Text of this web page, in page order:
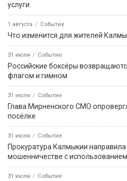
услуги
1 августа Событие
Что изменится для жителей
31 июля Событие
Российские боксёры
флагом и гимном
31 июля Событие
Глава Мирненского СМО
посёлке
31 июля Событие
Прокуратура Калмыкии
мошенничестве с
31 июля Событие